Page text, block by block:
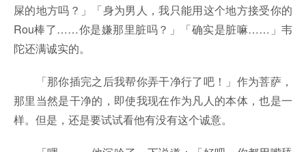
屎的地方吗？」「身为男人，我只能用这个地方接受你的
Rou棒了……你是嫌那里脏吗？」「确实是脏嘛……」韦
陀还满诚实的。
「那你插完之后我帮你弄干净行了吧！」作为菩萨，
那里当然是干净的，即使我现在作为凡人的本体，也是一
样。但是，还是要试试看他有没有这个诚意。